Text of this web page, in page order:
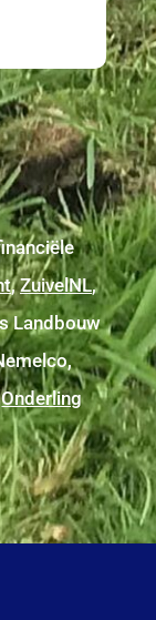
,ZuivelNL,
Landbouw
Onderling